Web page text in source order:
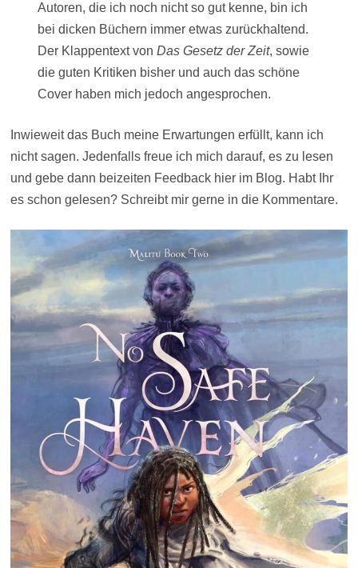
Autoren, die ich noch nicht so gut kenne, bin ich
bei dicken Büchern immer etwas zurückhaltend.
Der Klappentext von Das Gesetz der Zeit, sowie
die guten Kritiken bisher und auch das schöne
Cover haben mich jedoch angesprochen.
Inwieweit das Buch meine Erwartungen erfüllt, kann ich
nicht sagen. Jedenfalls freue ich mich darauf, es zu lesen
und gebe dann beizeiten Feedback hier im Blog. Habt Ihr
es schon gelesen? Schreibt mir gerne in die Kommentare.